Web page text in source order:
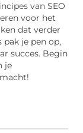
van SEO
voor het
dat verder
je pen op,
succes. Begin
je